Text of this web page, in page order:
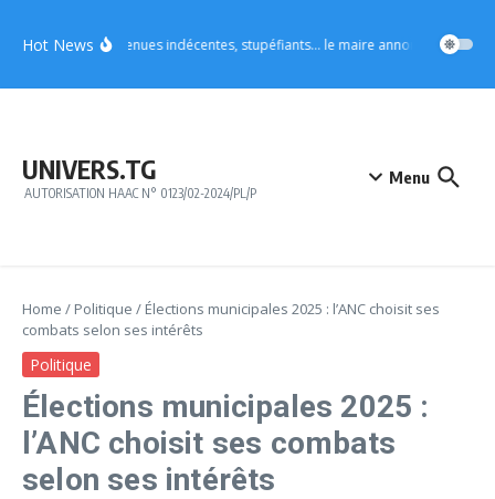
Hot NewsVo4 : tenues indécentes, stupéfiants… le maire annonce des
UNIVERS.TG
AUTORISATION HAAC N° 0123/02-2024/PL/P
Menu
Home / Politique / Élections municipales 2025 : l’ANC choisit ses
combats selon ses intérêts
Politique
Élections municipales 2025 :
l’ANC choisit ses combats
selon ses intérêts